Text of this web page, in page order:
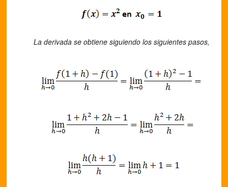
La derivada se obtiene siguiendo los siguientes pasos,